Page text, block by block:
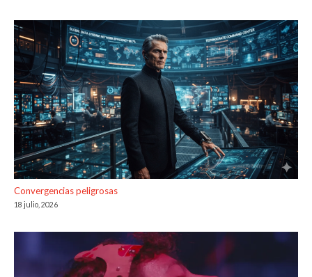
Convergencias peligrosas
18 julio, 2026